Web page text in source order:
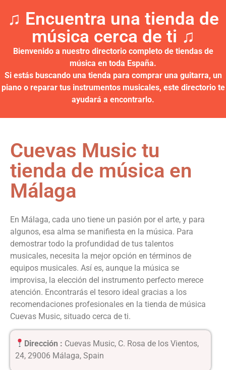
♫ Encuentra una tienda de
música cerca de ti ♫​
Bienvenido a nuestro directorio completo de tiendas de
música en toda España.
Si estás buscando una tienda para comprar una guitarra, un
piano o reparar tus instrumentos musicales, este directorio te
ayudará a encontrarlo.
Cuevas Music tu
tienda de música en
Málaga
En Málaga, cada uno tiene un pasión por el arte, y para
algunos, esa alma se manifiesta en la música. Para
demostrar todo la profundidad de tus talentos
musicales, necesita la mejor opción en términos de
equipos musicales. Así es, aunque la música se
improvisa, la elección del instrumento perfecto merece
atención. Encontrarás el tesoro ideal gracias a los
recomendaciones profesionales en la tienda de música
Cuevas Music, situado cerca de ti.
Dirección : Cuevas Music, C. Rosa de los Vientos,
24, 29006 Málaga, Spain